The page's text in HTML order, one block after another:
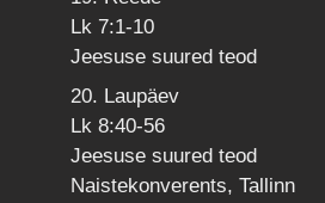
Lk 7:1-10
Jeesuse suured teod
20. Laupäev
Lk 8:40-56
Jeesuse suured teod
Naistekonverents, Tallinn